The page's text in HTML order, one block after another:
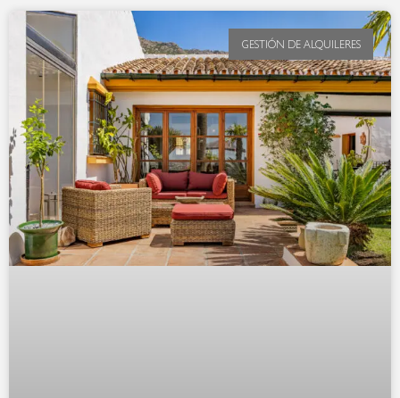
GESTIÓN DE ALQUILERES